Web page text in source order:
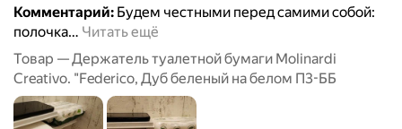
Комментарий: Будем честными перед самими собой:
полочка… Читать ещё
Товар — Держатель туалетной бумаги Molinardi
Creativo. "Federico, Дуб беленый на белом П3-ББ